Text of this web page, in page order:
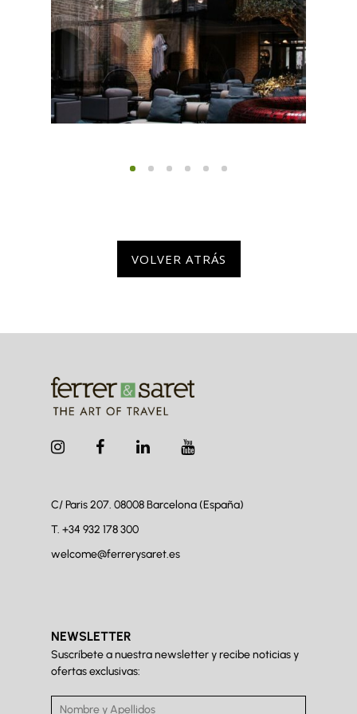
VOLVER ATRÁS
C/ Paris 207. 08008Barcelona (España)
T. +34 932 178 300
welcome@ferrerysaret.es
NEWSLETTER
Suscríbete a nuestra newsletter y recibe noticias y
ofertas exclusivas: